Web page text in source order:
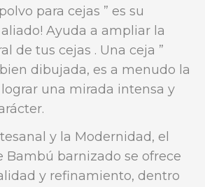
para cejas ” es su
Ayuda a ampliar la
de tus cejas . Una ceja ”
dibujada, es a menudo la
una mirada intensa y
y la Modernidad, el
Bambú barnizado se ofrece
y refinamiento, dentro